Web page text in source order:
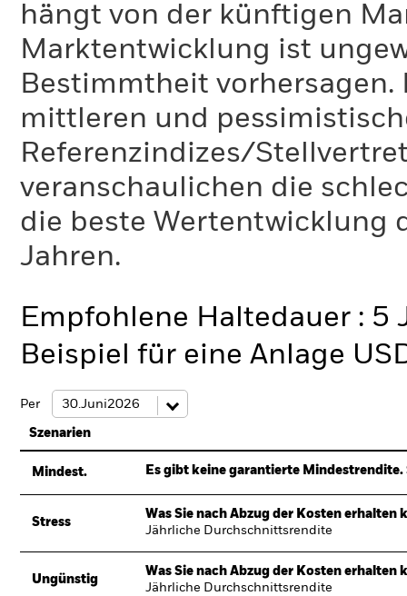
hängt von der künftigen
Marktentwicklung ist
Bestimmtheit
mittleren und
Referenzindizes/
veranschaulichen die
die beste Wertentwicklung
Jahren.
Empfohlene Haltedauer : 5
Beispiel für eine Anlage
Per
Szenarien
Mindest. Es gibt keine garantierte
Stress
Was Sie nach Abzug der Kosten erhalten
Jährliche Durchschnittsrendite
Ungünstig
Was Sie nach Abzug der Kosten erhalten
Jährliche Durchschnittsrendite